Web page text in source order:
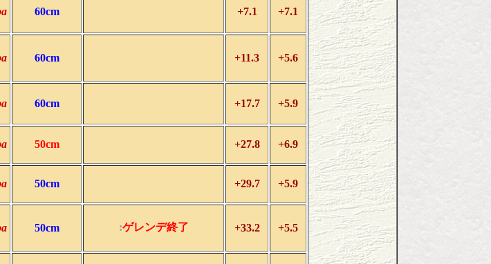
60cm +7.1 +7.1
60cm +11.3 +5.6
60cm +17.7 +5.9
50cm +27.8 +6.9
50cm +29.7 +5.9
50cm :ゲレンデ終了 +33.2 +5.5